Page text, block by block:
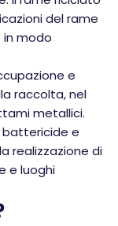
del rame
in modo
e
raccolta, nel
metallici.
battericide e
realizzazione di
e luoghi